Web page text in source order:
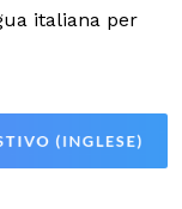
italiana per